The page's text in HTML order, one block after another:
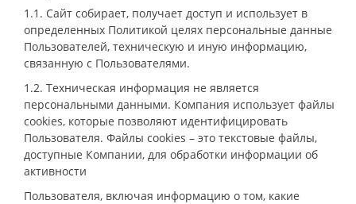
1.1. Сайт собирает, получает доступ и использует в
определенных Политикой целях персональные данные
Пользователей, техническую и иную информацию,
связанную с Пользователями.
1.2. Техническая информация не является
персональными данными. Компания использует файлы
cookies, которые позволяют идентифицировать
Пользователя. Файлы cookies – это текстовые файлы,
доступные Компании, для обработки информации об
активности
Пользователя, включая информацию о том, какие